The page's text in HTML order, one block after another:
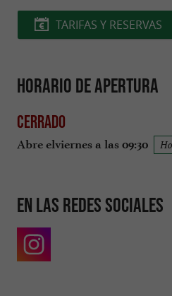
TARIFAS Y RESERVAS
Horario de apertura
Cerrado
Abre elviernes a las 09:30
En las redes sociales